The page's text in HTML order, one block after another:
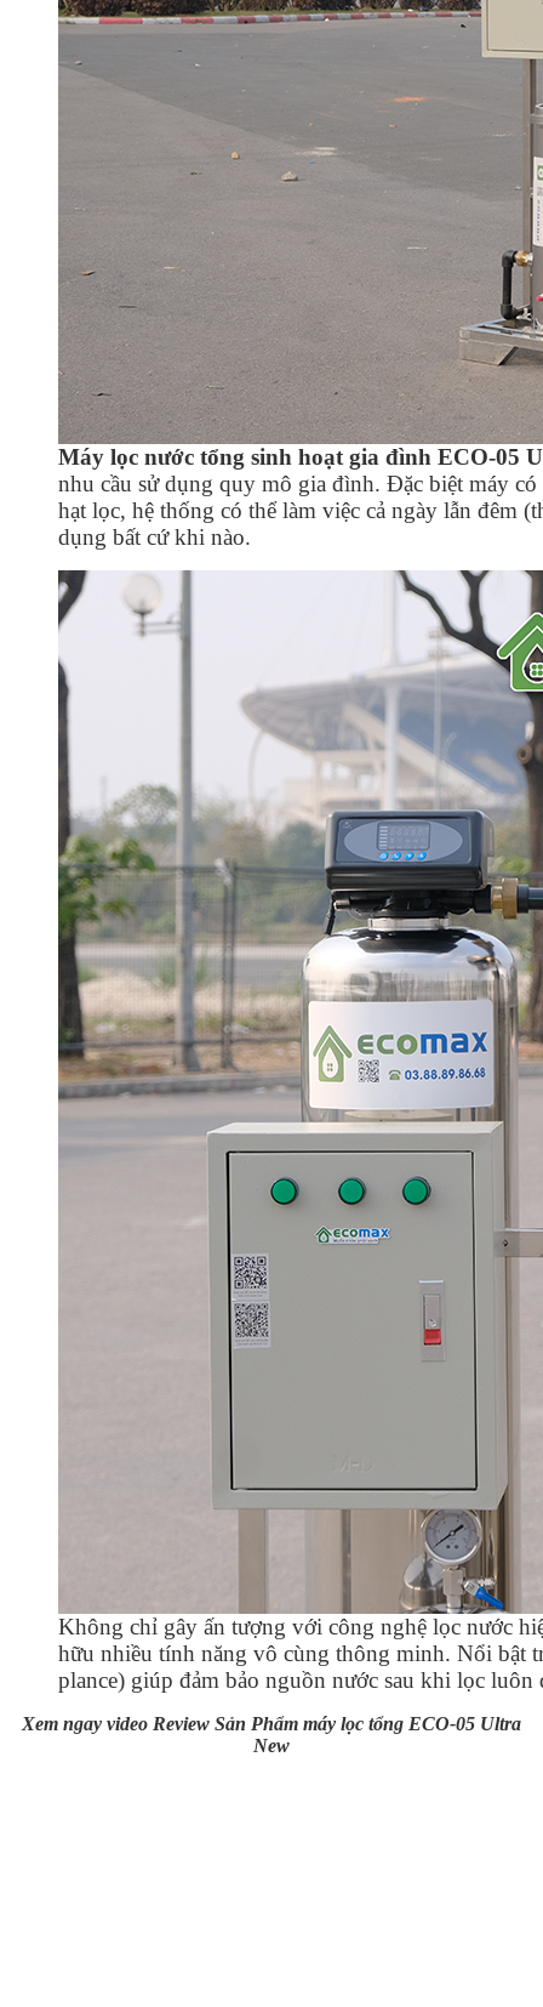
Máy lọc nước tổng sinh hoạt gia đình ECO-05
nhu cầu sử dụng quy mô gia đình. Đặc biệt máy
hạt lọc, hệ thống có thể làm việc cả ngày lẫn đêm
dụng bất cứ khi nào.
Không chỉ gây ấn tượng với công nghệ lọc nước
hữu nhiều tính năng vô cùng thông minh. Nổi bật
plance) giúp đảm bảo nguồn nước sau khi lọc
Xem ngay video Review Sản Phẩm máy lọc tổng ECO-05 Ultra
New